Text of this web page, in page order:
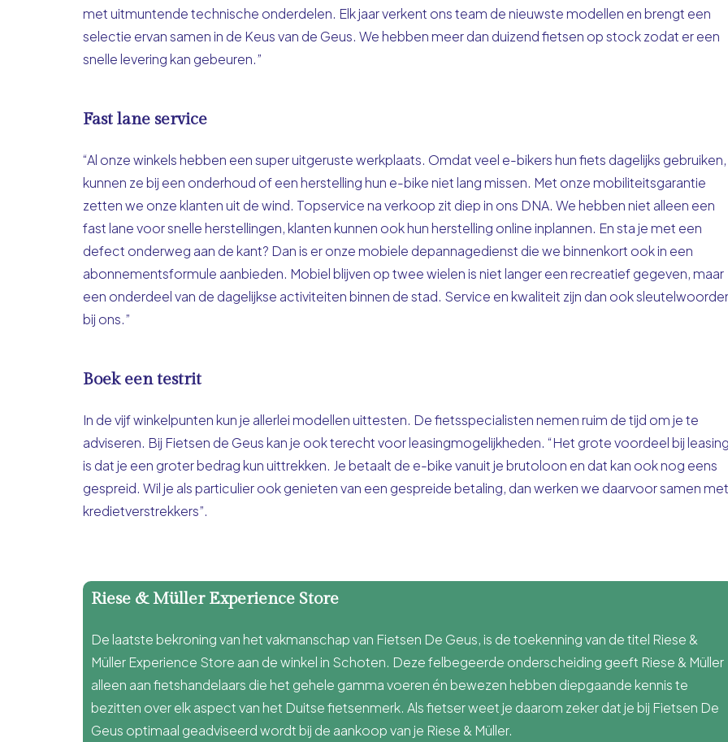
met uitmuntende technische onderdelen. Elk jaar verkent ons team de nieuwste modellen en brengt een
selectie ervan samen in de Keus van de Geus. We hebben meer dan duizend fietsen op stock zodat er een
snelle levering kan gebeuren.”
Fast lane service
“Al onze winkels hebben een super uitgeruste werkplaats. Omdat veel e-bikers hun fiets dagelijks gebruiken,
kunnen ze bij een onderhoud of een herstelling hun e-bike niet lang missen. Met onze mobiliteitsgarantie
zetten we onze klanten uit de wind. Topservice na verkoop zit diep in ons DNA. We hebben niet alleen een
fast lane voor snelle herstellingen, klanten kunnen ook hun herstelling online inplannen. En sta je met een
defect onderweg aan de kant? Dan is er onze mobiele depannagedienst die we binnenkort ook in een
abonnementsformule aanbieden. Mobiel blijven op twee wielen is niet langer een recreatief gegeven, maar
een onderdeel van de dagelijkse activiteiten binnen de stad. Service en kwaliteit zijn dan ook
bij ons.”
Boek een testrit
In de vijf winkelpunten kun je allerlei modellen uittesten. De fietsspecialisten nemen ruim de tijd om je te
adviseren. Bij Fietsen de Geus kan je ook terecht voor leasingmogelijkheden. “Het grote voordeel bij leasing
is dat je een groter bedrag kun uittrekken. Je betaalt de e-bike vanuit je brutoloon en dat kan ook nog eens
gespreid. Wil je als particulier ook genieten van een gespreide betaling, dan werken we daarvoor samen met
kredietverstrekkers”.
Riese & Müller Experience Store
De laatste bekroning van het vakmanschap van Fietsen De Geus, is de toekenning van de titel Riese &
Müller Experience Store aan de winkel in Schoten. Deze felbegeerde onderscheiding geeft Riese & Müller
alleen aan fietshandelaars die het gehele gamma voeren én bewezen hebben diepgaande kennis te
bezitten over elk aspect van het Duitse fietsenmerk. Als fietser weet je daarom zeker dat je bij Fietsen De
Geus optimaal geadviseerd wordt bij de aankoop van je Riese & Müller.